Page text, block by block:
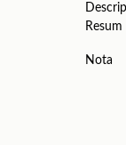
Resum
Nota